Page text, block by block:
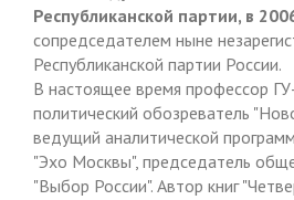
Республиканской партии, в
сопредседателем ныне
Республиканской партии России.
В настоящее время профессор
политический обозреватель
ведущий аналитической
"Эхо Москвы", председатель
"Выбор России". Автор книг